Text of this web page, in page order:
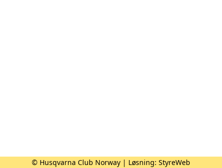
© Husqvarna Club Norway | Løsning: StyreWeb